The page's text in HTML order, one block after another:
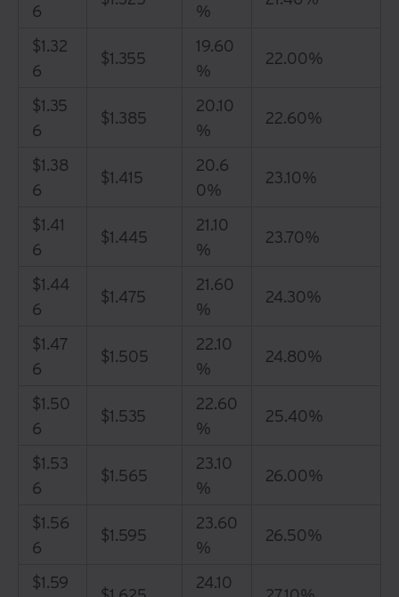
6 %
$1.32
6
$1.355
19.60
%
22.00%
$1.35
6
$1.385
20.10
%
22.60%
$1.38
6
$1.415
20.6
0%
23.10%
$1.41
6
$1.445
21.10
%
23.70%
$1.44
6
$1.475
21.60
%
24.30%
$1.47
6
$1.505
22.10
%
24.80%
$1.50
6
$1.535
22.60
%
25.40%
$1.53
6
$1.565
23.10
%
26.00%
$1.56
6
$1.595
23.60
%
26.50%
$1.59
24.10